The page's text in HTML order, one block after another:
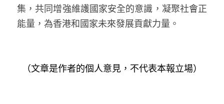
集，共同增強維護國家安全的意識，凝聚社會正
能量，為香港和國家未來發展貢獻力量。
（文章是作者的個人意見，不代表本報立場）